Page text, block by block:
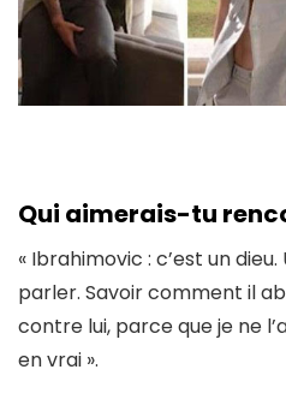
Qui aimerais-tu
« Ibrahimovic : c’est un
parler. Savoir comment il
contre lui, parce que je ne
en vrai ».